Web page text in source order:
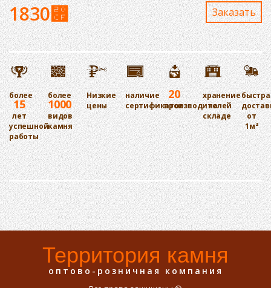
1830⃏ Заказaть
более
15
лет
успешной
работы
более
1000
видов
камня
Низкие
цены
наличие
сертификатов
20
производителей
хранение
на
складе
от
1м²
Территория камня
оптово-розничная компания